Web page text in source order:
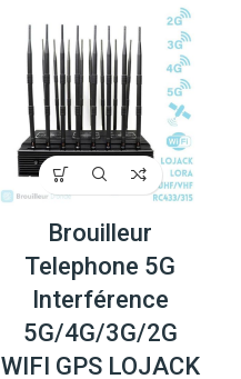
Brouilleur
Telephone 5G
Interférence
5G/4G/3G/2G
WIFI GPS LOJACK